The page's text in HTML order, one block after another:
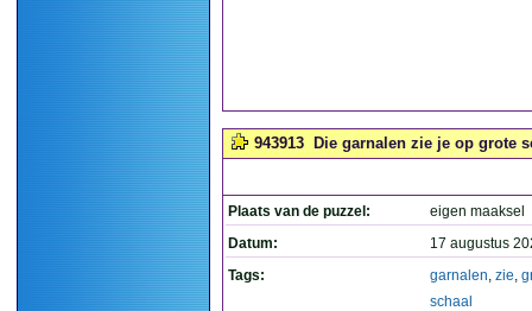
943913 Die garnalen zie je op grote
Plaats van de puzzel:
eigen maaksel
Datum:
17 augustus
Tags:
garnalen, zie,
schaal